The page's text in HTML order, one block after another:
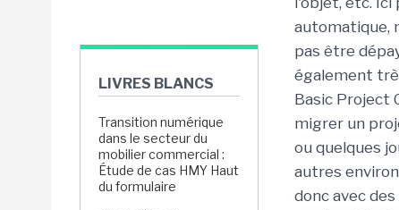
LIVRES BLANCS
Transition numérique
dans le secteur du
mobilier commercial :
Étude de cas HMY Haut
du formulaire
automatique,
pas être
également
Basic Project
migrer un
ou quelques
autres
donc avec